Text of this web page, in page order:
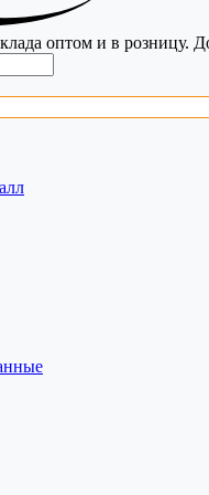
оптом и в розницу.